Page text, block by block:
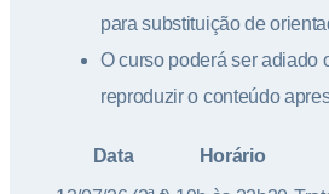
para substituição de
O curso poderá ser adiado
reproduzir o conteúdo
Data Horário